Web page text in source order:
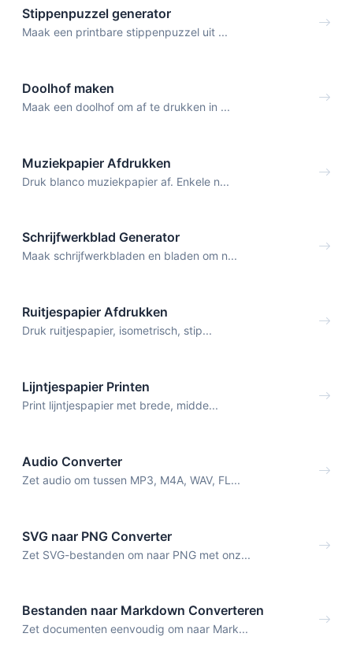
Stippenpuzzel generator
Maak een printbare stippenpuzzel uit ...
Doolhof maken
Maak een doolhof om af te drukken in ...
Muziekpapier Afdrukken
Druk blanco muziekpapier af. Enkele n...
Schrijfwerkblad Generator
Maak schrijfwerkbladen en bladen om n...
Ruitjespapier Afdrukken
Druk ruitjespapier, isometrisch, stip...
Lijntjespapier Printen
Print lijntjespapier met brede, midde...
Audio Converter
Zet audio om tussen MP3, M4A, WAV, FL...
SVG naar PNG Converter
Zet SVG-bestanden om naar PNG met onz...
Bestanden naar Markdown Converteren
Zet documenten eenvoudig om naar Mark...